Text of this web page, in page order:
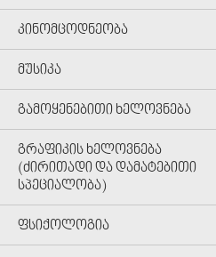
ᲙᲘᲜᲝᲛᲪᲝᲓᲜᲔᲝᲑᲐ
ᲛᲣᲡᲘᲙᲐ
ᲒᲐᲛᲝᲧᲔᲜᲔᲑᲘᲗᲘ ᲮᲔᲚᲝᲕᲜᲔᲑᲐ
ᲒᲠᲐᲤᲘᲙᲘᲡ ᲮᲔᲚᲝᲕᲜᲔᲑᲐ
(ᲫᲘᲠᲘᲗᲐᲓᲘ ᲓᲐ ᲓᲐᲛᲐᲢᲔᲑᲘᲗᲘ
ᲡᲞᲔᲪᲘᲐᲚᲝᲑᲐ)
ᲤᲡᲘᲥᲝᲚᲝᲒᲘᲐ